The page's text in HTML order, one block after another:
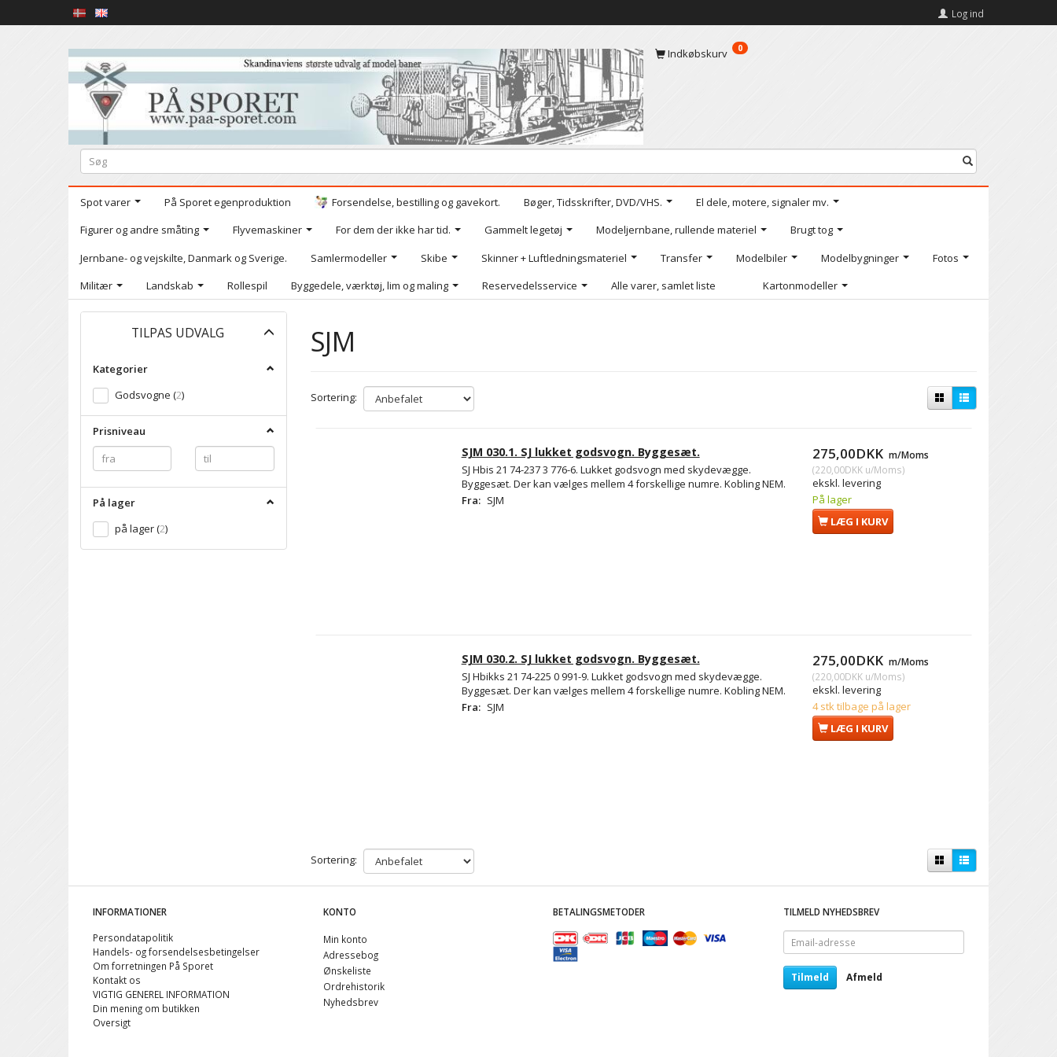
Log ind
Indkøbskurv 0
Spot varer På Sporet egenproduktion Forsendelse, bestilling og gavekort. Bøger, Tidsskrifter, DVD/VHS.
El dele, motere, signaler mv.
Figurer og andre småting
Flyvemaskiner For dem der ikke har tid. Gammelt legetøj Modeljernbane, rullende materiel
Brugt tog
Jernbane- og vejskilte, Danmark og Sverige.
Samlermodeller Skibe Skinner + Luftledningsmateriel Transfer Modelbiler Modelbygninger
Fotos
Militær
Landskab Rollespil Byggedele, værktøj, lim og maling Reservedelsservice Alle varer, samlet liste Kartonmodeller
TILPAS UDVALG
Skifte
filter
Kategorier
Godsvogne (2)
Prisniveau
På lager
på lager(2)
SJM
Sortering:
SJM 030.1. SJ lukket godsvogn. Byggesæt.
SJ Hbis 21 74-237 3 776-6. Lukket godsvogn med skydevægge.
Byggesæt. Der kan vælges mellem 4 forskellige numre. Kobling NEM.
Fra: SJM
275,00DKK m/Moms
(220,00DKKu/Moms)
ekskl. levering
På lager
LÆG I KURV
SJM 030.2. SJ lukket godsvogn. Byggesæt.
SJ Hbikks 21 74-225 0 991-9. Lukket godsvogn med skydevægge.
Byggesæt. Der kan vælges mellem 4 forskellige numre. Kobling NEM.
Fra: SJM
275,00DKK m/Moms
(220,00DKKu/Moms)
ekskl. levering
4 stk tilbage på lager
LÆG I KURV
Sortering:
INFORMATIONER
Persondatapolitik
Handels- og forsendelsesbetingelser
Om forretningen På Sporet
Kontakt os
VIGTIG GENEREL INFORMATION
Din mening om butikken
Oversigt
KONTO
Min konto
Adressebog
Ønskeliste
Ordrehistorik
Nyhedsbrev
BETALINGSMETODER
TILMELD NYHEDSBREV
Email-
adresse
Tilmeld Afmeld